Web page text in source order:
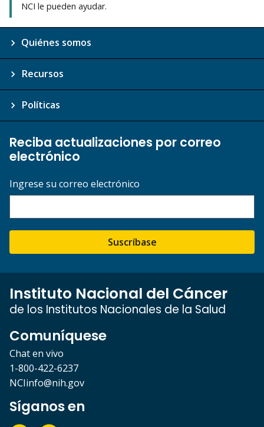
NCI le pueden ayudar.
Quiénes somos
Recursos
Políticas
Reciba actualizaciones por correo
electrónico
Ingrese su correo electrónico
Suscríbase
Instituto Nacional del Cáncer
de los Institutos Nacionales de la Salud
Comuníquese
Chat en vivo
1-800-422-6237
NCIinfo@nih.gov
Síganos en